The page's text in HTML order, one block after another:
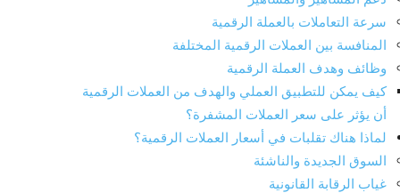
سرعة التعاملات بالعملة الرقمية
المنافسة بين العملات الرقمية المختلفة
وظائف وهدف العملة الرقمية
كيف يمكن للتطبيق العملي والهدف من العملات الرقمية
أن يؤثر على سعر العملات المشفرة؟
لماذا هناك تقلبات في أسعار العملات الرقمية؟
السوق الجديدة والناشئة
غياب الرقابة القانونية